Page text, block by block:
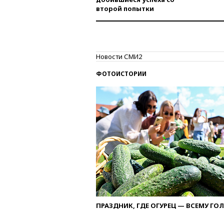
второй попытки
Новости СМИ2
ФОТОИСТОРИИ
ПРАЗДНИК, ГДЕ ОГУРЕЦ — ВСЕМУ